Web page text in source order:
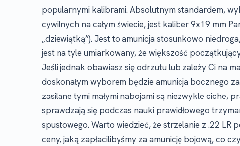
popularnymi kalibrami. Absolutnym standardem,
cywilnych na całym świecie, jest kaliber 9x19 mm
„dziewiątką”). Jest to amunicja stosunkowo
jest na tyle umiarkowany, że większość
Jeśli jednak obawiasz się odrzutu lub zależy Ci na
doskonałym wyborem będzie amunicja bocznego
zasilane tymi małymi nabojami są niezwykle ciche,
sprawdzają się podczas nauki prawidłowego
spustowego. Warto wiedzieć, że strzelanie z .22 LR
ceny, jaką zapłacilibyśmy za amunicję bojową, co